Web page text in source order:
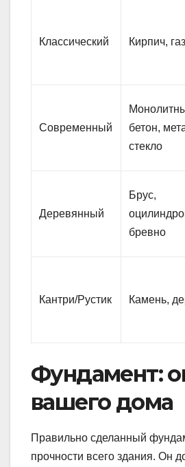
Классический Кирпич,
Современный
бетон,
стекло
Деревянный
Брус,
бревно
Кантри/Рустик Камень,
Фундамент:
вашего дома
Правильно сделанный
прочности всего здания. Он